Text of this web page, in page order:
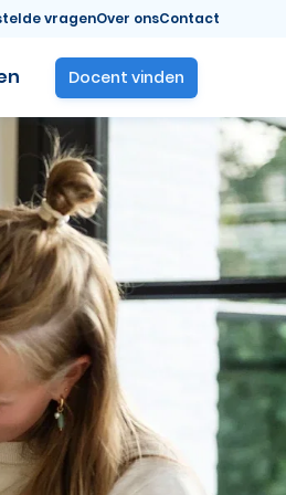
vragenOver onsContact
Docent vinden